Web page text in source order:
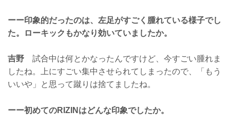
ーー印象的だったのは、左足がすごく腫れている様子でし
た。ローキックもかなり効いていましたか。
吉野 試合中は何とかなったんですけど、今すごい腫れま
したね。上にすごい集中させられてしまったので、「もう
いいや」と思って蹴りは捨てましたね。
ーー初めてのRIZINはどんな印象でしたか。